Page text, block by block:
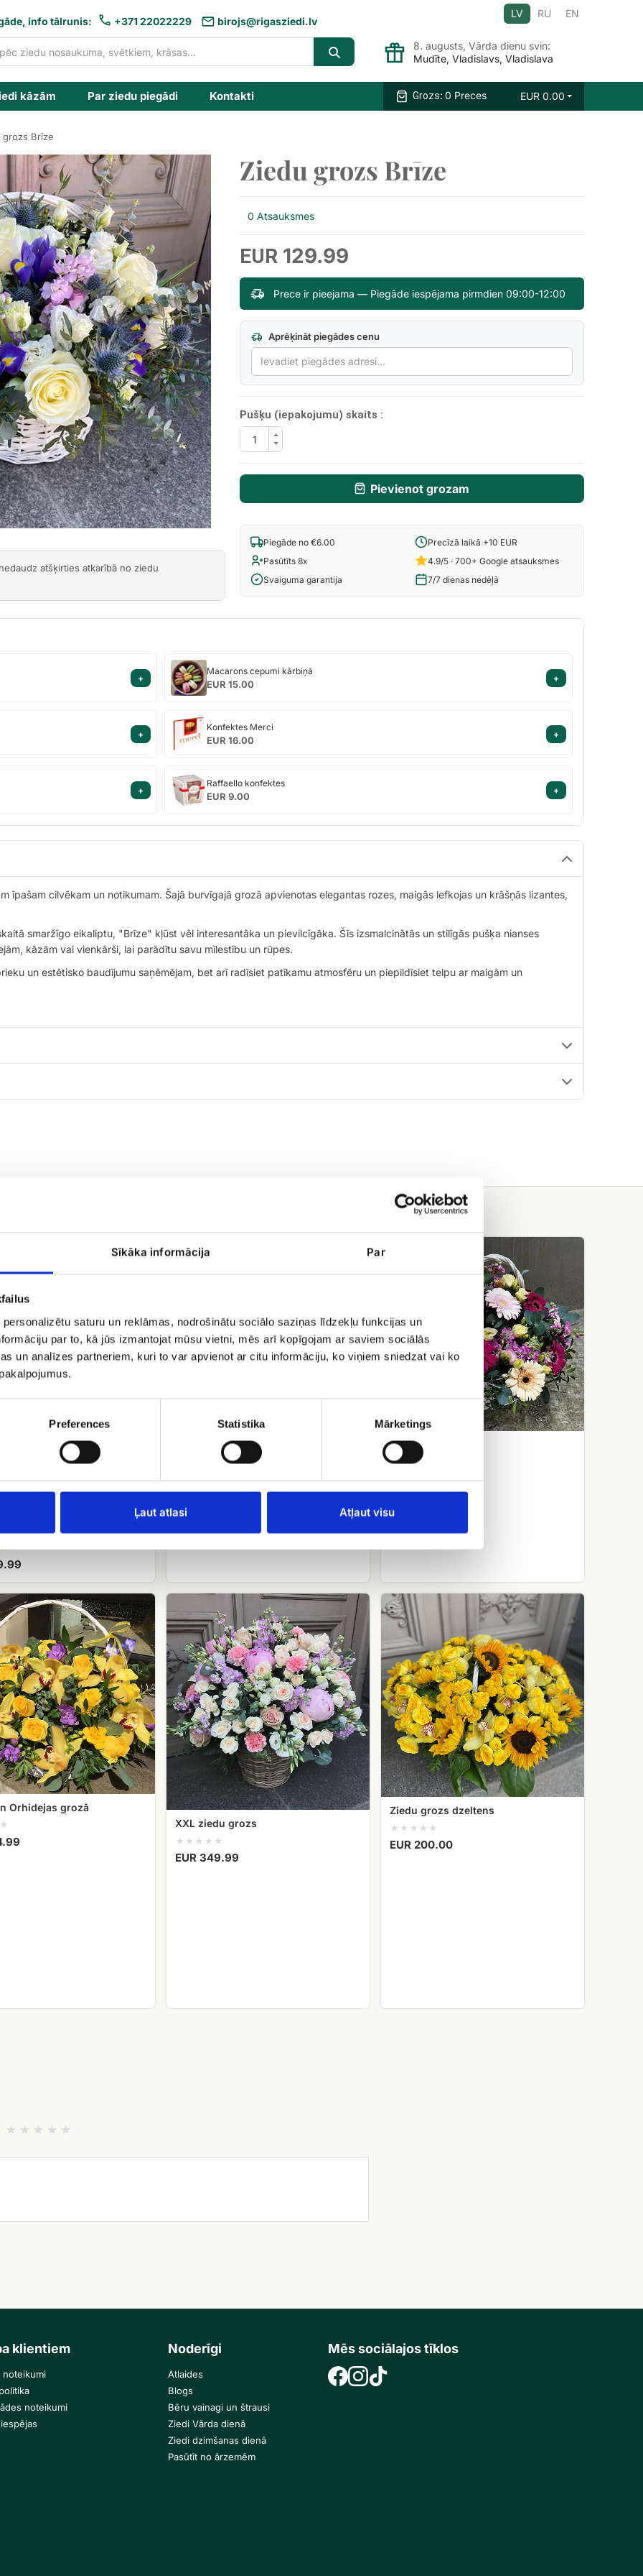
Sīkāka informācija Par
saturu un reklāmas, nodrošinātu sociālo saziņas līdzekļu funkcijas un
par to, kā jūs izmantojat mūsu vietni, mēs arī kopīgojam ar saviem sociālās
un analīzes partneriem, kuri to var apvienot ar citu informāciju, ko viņiem sniedzat vai ko
Preferences Statistika Mārketings
Ļaut atlasi Atļaut visu
info tālrunis: +371 22022229 birojs@rigasziedi.lv
LV RU EN
8. augusts, Vārda dienu svin:
Mudīte, Vladislavs, Vladislava
kāzām Par ziedu piegādi Kontakti Grozs: 0 Preces EUR 0.00
grozs Brīze
Next
atšķirties atkarībā no ziedu
Ziedu grozs Brīze
0 Atsauksmes
EUR 129.99
Prece ir pieejama — Piegāde iespējama pirmdien 09:00-12:00
Aprēķināt piegādes cenu
Pušķu (iepakojumu) skaits :
Pievienot grozam
Piegāde no €6.00
Precīzā laikā +10 EUR
Pasūtīts 8x
4.9/5 · 700+ Google atsauksmes
Svaiguma garantija
7/7 dienas nedēļā
+
Macarons
cepumi
kārbiņā
Macarons cepumi kārbiņā
EUR 15.00
+
+
Konfektes
Merci
Konfektes Merci
EUR 16.00
+
+
Raffaello
konfektes
Raffaello konfektes
EUR 9.00
+
īpašam cilvēkam un notikumam. Šajā burvīgajā grozā apvienotas elegantas rozes, maigās lefkojas un krāšņās lizantes,
smaržīgo eikaliptu, "Brīze" kļūst vēl interesantāka un pievilcīgāka. Šīs izsmalcinātās un stilīgās pušķa nianses
kāzām vai vienkārši, lai parādītu savu mīlestību un rūpes.
un estētisko baudījumu saņēmējam, bet arī radīsiet patīkamu atmosfēru un piepildīsiet telpu ar maigām un
grozs
ziedi
grozā
Zili ziedi grozā
grozs
Gerberu grozs
EUR 79.12
Orhidejas grozā
XXL
ziedu
grozs
XXL ziedu grozs
EUR 349.99
Ziedu
grozs
dzeltens
Ziedu grozs dzeltens
EUR 200.00
klientiem
noteikumi
noteikumi
Noderīgi
Atlaides
Blogs
Bēru vainagi un štrausi
Ziedi Vārda dienā
Ziedi dzimšanas dienā
Pasūtīt no ārzemēm
Mēs sociālajos tīklos